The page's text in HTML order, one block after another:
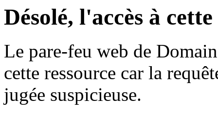
Désolé, l'accès à
Le pare-feu web de
cette ressource car la
jugée suspicieuse.